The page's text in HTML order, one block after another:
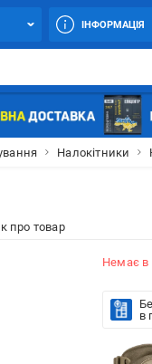
ІНФОРМАЦІЯ
Налокітники
про товар
Немає в
в